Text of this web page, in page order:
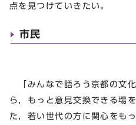
点を見つけていきたい。
市民
「みんなで語ろう京都の文
ら，もっと意見交換できる場
た，若い世代の方に関心をも